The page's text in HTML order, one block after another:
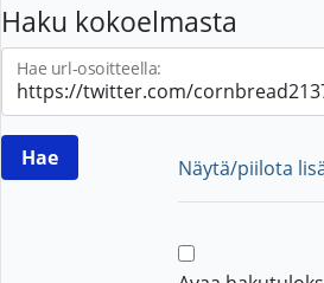
Haku kokoelmasta
Hae url-osoitteella:
Näytä/piilota